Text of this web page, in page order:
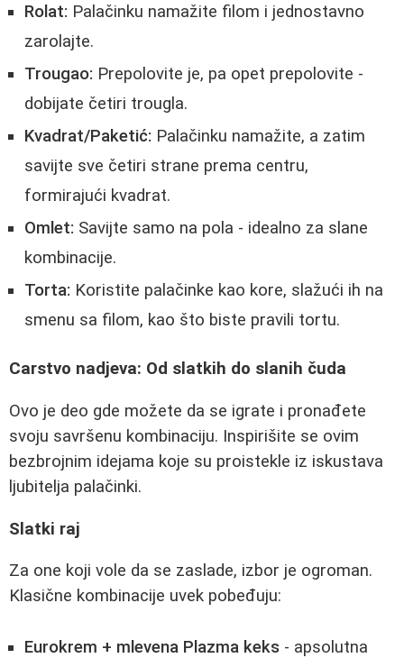
Rolat: Palačinku namažite filom i jednostavno
zarolajte.
Trougao: Prepolovite je, pa opet prepolovite -
dobijate četiri trougla.
Kvadrat/Paketić: Palačinku namažite, a zatim
savijte sve četiri strane prema centru,
formirajući kvadrat.
Omlet: Savijte samo na pola - idealno za slane
kombinacije.
Torta: Koristite palačinke kao kore, slažući ih na
smenu sa filom, kao što biste pravili tortu.
Carstvo nadjeva: Od slatkih do slanih čuda
Ovo je deo gde možete da se igrate i pronađete
svoju savršenu kombinaciju. Inspirišite se ovim
bezbrojnim idejama koje su proistekle iz iskustava
ljubitelja palačinki.
Slatki raj
Za one koji vole da se zaslade, izbor je ogroman.
Klasične kombinacije uvek pobeđuju:
Eurokrem + mlevena Plazma keks - apsolutna